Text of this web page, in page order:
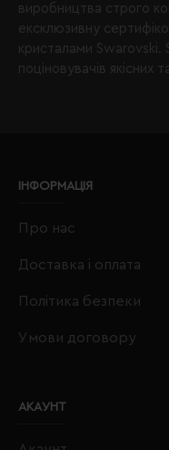
виробництва строго
ексклюзивну
кристалами
поціновувачів якісних
ІНФОРМАЦІЯ
Про нас
Доставка і оплата
Політика безпеки
Умови договору
АКАУНТ